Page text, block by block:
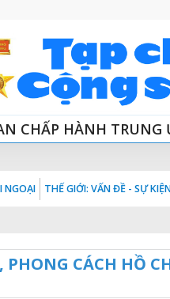
CHẤP HÀNH
NGOẠI THẾ GIỚI: VẤN ĐỀ - SỰ
CÁCH HỒ